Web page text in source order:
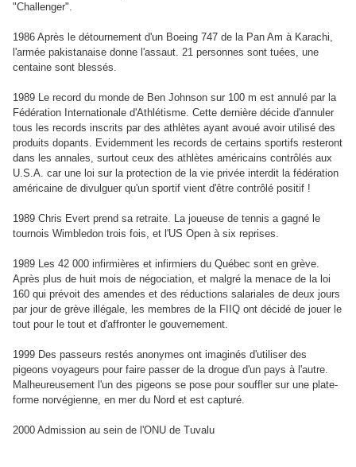
"Challenger".
1986 Après le détournement d'un Boeing 747 de la Pan Am à Karachi,
l'armée pakistanaise donne l'assaut. 21 personnes sont tuées, une
centaine sont blessés.
1989 Le record du monde de Ben Johnson sur 100 m est annulé par la
Fédération Internationale d'Athlétisme. Cette dernière décide d'annuler
tous les records inscrits par des athlètes ayant avoué avoir utilisé des
produits dopants. Evidemment les records de certains sportifs resteront
dans les annales, surtout ceux des athlètes américains contrôlés aux
U.S.A. car une loi sur la protection de la vie privée interdit la fédération
américaine de divulguer qu'un sportif vient d'être contrôlé positif !
1989 Chris Evert prend sa retraite. La joueuse de tennis a gagné le
tournois Wimbledon trois fois, et l'US Open à six reprises.
1989 Les 42 000 infirmières et infirmiers du Québec sont en grève.
Après plus de huit mois de négociation, et malgré la menace de la loi
160 qui prévoit des amendes et des réductions salariales de deux jours
par jour de grève illégale, les membres de la FIIQ ont décidé de jouer le
tout pour le tout et d'affronter le gouvernement.
1999 Des passeurs restés anonymes ont imaginés d'utiliser des
pigeons voyageurs pour faire passer de la drogue d'un pays à l'autre.
Malheureusement l'un des pigeons se pose pour souffler sur une plate-
forme norvégienne, en mer du Nord et est capturé.
2000 Admission au sein de l'ONU de Tuvalu